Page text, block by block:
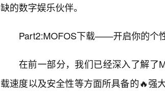
缺的数字娱乐伙伴。
Part2:MOFOS下载——开启你的个
在前一部分，我们已经深入了解了
载速度以及安全性等方面所具备的🔥强